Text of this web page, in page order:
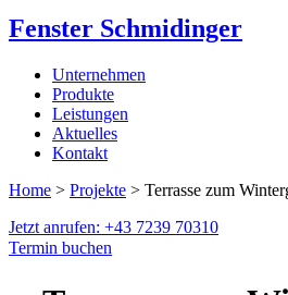
Fenster Schmidinger
Unternehmen
Produkte
Leistungen
Aktuelles
Kontakt
Home > Projekte > Terrasse zum
Jetzt anrufen: +43 7239 70310
Termin buchen